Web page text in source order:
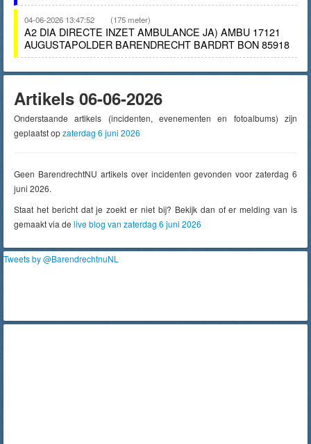
04-06-2026 13:47:52 (175 meter)
A2 DIA DIRECTE INZET AMBULANCE JA) AMBU 17121
AUGUSTAPOLDER BARENDRECHT BARDRT BON 85918
Artikels 06-06-2026
Onderstaande artikels (incidenten, evenementen en fotoalbums) zijn
geplaatst opzaterdag 6 juni 2026
Geen BarendrechtNU artikels over incidenten gevonden voor zaterdag 6
juni 2026.
Staat het bericht dat je zoekt er niet bij? Bekijk dan of er melding van is
gemaakt via de live blog van zaterdag 6 juni 2026
Tweets by @BarendrechtnuNL